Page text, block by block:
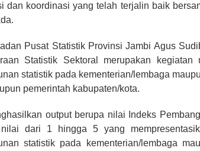
dan koordinasi yang telah terjalin baik
Pusat Statistik Provinsi Jambi Agus
Statistik Sektoral merupakan kegiatan
statistik pada kementerian/lembaga
pemerintah kabupaten/kota.
output berupa nilai Indeks
dari 1 hingga 5 yang
statistik pada kementerian/lembaga